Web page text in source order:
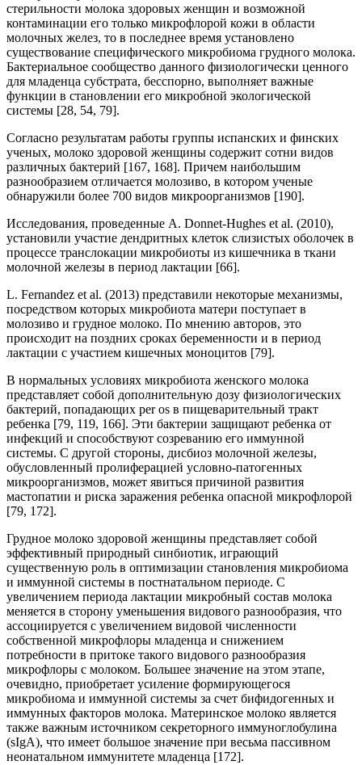
стерильности молока здоровых женщин и возможной
контаминации его только микрофлорой кожи в области
молочных желез, то в последнее время установлено
существование специфического микробиома грудного молока.
Бактериальное сообщество данного физиологически ценного
для младенца субстрата, бесспорно, выполняет важные
функции в становлении его микробной экологической
системы [28, 54, 79].
Согласно результатам работы группы испанских и финских
ученых, молоко здоровой женщины содержит сотни видов
различных бактерий [167, 168]. Причем наибольшим
разнообразием отличается молозиво, в котором ученые
обнаружили более 700 видов микроорганизмов [190].
Исследования, проведенные A. Donnet-Hughes et al. (2010),
установили участие дендритных клеток слизистых оболочек в
процессе транслокации микробиоты из кишечника в ткани
молочной железы в период лактации [66].
L. Fernandez et al. (2013) представили некоторые механизмы,
посредством которых микробиота матери поступает в
молозиво и грудное молоко. По мнению авторов, это
происходит на поздних сроках беременности и в период
лактации с участием кишечных моноцитов [79].
В нормальных условиях микробиота женского молока
представляет собой дополнительную дозу физиологических
бактерий, попадающих per os в пищеварительный тракт
ребенка [79, 119, 166]. Эти бактерии защищают ребенка от
инфекций и способствуют созреванию его иммунной
системы. С другой стороны, дисбиоз молочной железы,
обусловленный пролиферацией условно-патогенных
микроорганизмов, может явиться причиной развития
мастопатии и риска заражения ребенка опасной микрофлорой
[79, 172].
Грудное молоко здоровой женщины представляет собой
эффективный природный синбиотик, играющий
существенную роль в оптимизации становления микробиома
и иммунной системы в постнатальном периоде. С
увеличением периода лактации микробный состав молока
меняется в сторону уменьшения видового разнообразия, что
ассоциируется с увеличением видовой численности
собственной микрофлоры младенца и снижением
потребности в притоке такого видового разнообразия
микрофлоры с молоком. Большее значение на этом этапе,
очевидно, приобретает усиление формирующегося
микробиома и иммунной системы за счет бифидогенных и
иммунных факторов молока. Материнское молоко является
также важным источником секреторного иммуноглобулина
(sIgA), что имеет большое значение при весьма пассивном
неонатальном иммунитете младенца [172].